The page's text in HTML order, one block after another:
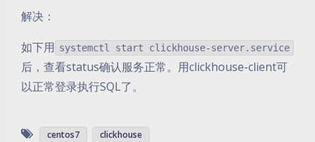
解决：
如下用 systemctl start clickhouse-server.service
后，查看status确认服务正常。用clickhouse-client可
以正常登录执行SQL了。
centos7 clickhouse